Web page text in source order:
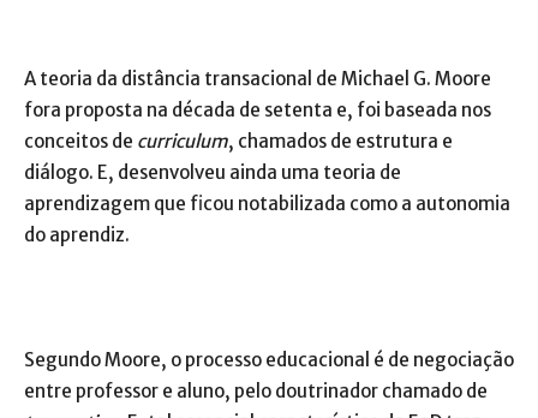
A teoria da distância transacional de Michael G. Moore
fora proposta na década de setenta e, foi baseada nos
conceitos de curriculum, chamados de estrutura e
diálogo. E, desenvolveu ainda uma teoria de
aprendizagem que ficou notabilizada como a autonomia
do aprendiz.
Segundo Moore, o processo educacional é de negociação
entre professor e aluno, pelo doutrinador chamado de